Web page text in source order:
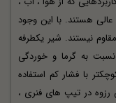
هستند. با این وجود
نیستند. شیر یکطرفه
به گرما و خوردگی
با فشار کم استفاده
رزوه در تیپ های فنری ،